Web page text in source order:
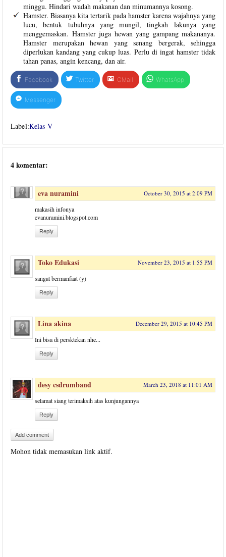
minggu. Hindari wadah makanan dan minumannya kosong.
Hamster. Biasanya kita tertarik pada hamster karena wajahnya yang
lucu, bentuk tubuhnya yang mungil, tingkah lakunya yang
menggemaskan. Hamster juga hewan yang gampang makananya.
Hamster merupakan hewan yang senang bergerak, sehingga
diperlukan kandang yang cukup luas. Perlu di ingat hamster tidak
tahan panas, angin kencang, dan air.
Facebook Twitter GMail WhatsApp
Messenger
Label:Kelas V
4 komentar:
eva nuramini October 30, 2015 at 2:09 PM
makasih infonya
evanuramini.blogspot.com
Reply
Toko Edukasi November 23, 2015 at 1:55 PM
sangat bermanfaat (y)
Reply
Lina akina December 29, 2015 at 10:45 PM
Ini bisa di persktekan nhe...
Reply
desy csdrumband March 23, 2018 at 11:01 AM
selamat siang terimaksih atas kunjungannya
Reply
Add comment
Mohon tidak memasukan link aktif.